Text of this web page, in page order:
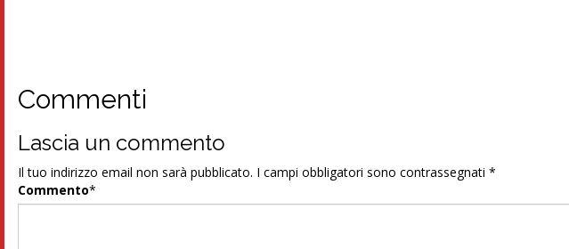
Commenti
Lascia un commento
Il tuo indirizzo email non sarà pubblicato. I campi obbligatori sono contrassegnati*
Commento*